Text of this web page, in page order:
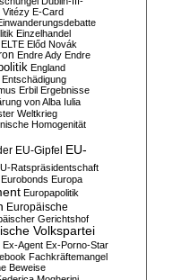
Vitézy E-Card
Einzelhandel
ELTE Előd Novák
Endre Ady Endre
England
Entschädigung
Erbil Ergebnisse
von Alba Iulia
Weltkrieg
Homogenität
EU-Gipfel EU-
Ratspräsidentschaft
Eurobonds Europa
Europapolitik
Europäische
Gerichtshof
Volkspartei
Ex-Agent Ex-Porno-Star
Fachkräftemangel
Beweise